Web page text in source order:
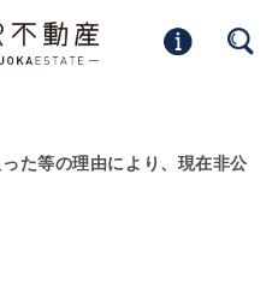
た等の理由により、現在非公